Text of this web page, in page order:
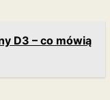
D3 – co mówią